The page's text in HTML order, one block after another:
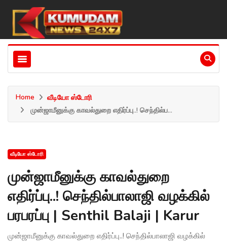
Home
வீடியோ ஸ்டோரி
முன்ஜாமீனுக்கு காவல்துறை எதிர்ப்பு..! செந்தில்ப...
வீடியோ ஸ்டோரி
முன்ஜாமீனுக்கு காவல்துறை
எதிர்ப்பு..! செந்தில்பாலாஜி வழக்கில்
பரபரப்பு | Senthil Balaji | Karur
முன்ஜாமீனுக்கு காவல்துறை எதிர்ப்பு..! செந்தில்பாலாஜி வழக்கில்